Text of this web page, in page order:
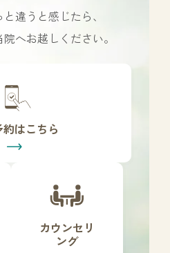
違うと感じたら、
へお越しください。
約はこちら
カウンセリ
ング